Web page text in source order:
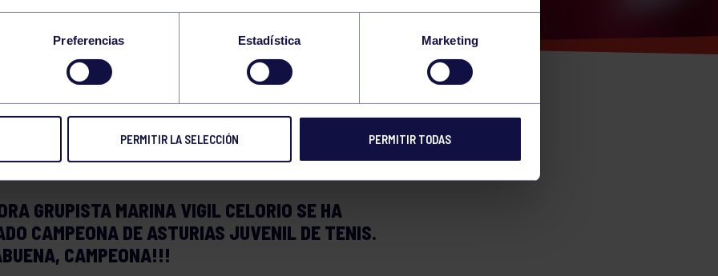
Preferencias Estadística Marketing
PERMITIR LA SELECCIÓN PERMITIR TODAS
MARINA VIGIL
ASTURIAS
DE TENIS
GRUPISTA MARINA VIGIL CELORIO SE HA
CAMPEONA DE ASTURIAS JUVENIL DE TENIS.
CAMPEONA!!!